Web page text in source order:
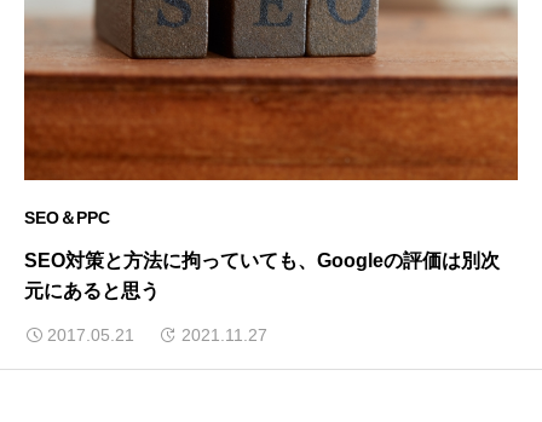
SEO＆PPC
SEO対策と方法に拘っていても、Googleの評価は別次
元にあると思う
2017.05.21 2021.11.27